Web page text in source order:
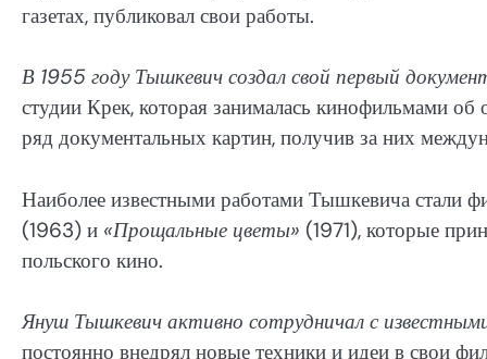
газетах, публиковал свои работы.
В 1955 году Тышкевич создал свой первый
студии Крек, которая занималась кинофильмами
ряд документальных картин, получив за них
Наиболее известными работами Тышкевича стали
(1963) и «Прощальные цветы» (1971), которые
польского кино.
Януш Тышкевич активно сотрудничал с
постоянно внедрял новые техники и идеи в свои